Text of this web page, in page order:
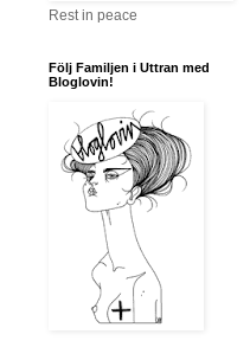
Rest in peace
Följ Familjen i Uttran med
Bloglovin!